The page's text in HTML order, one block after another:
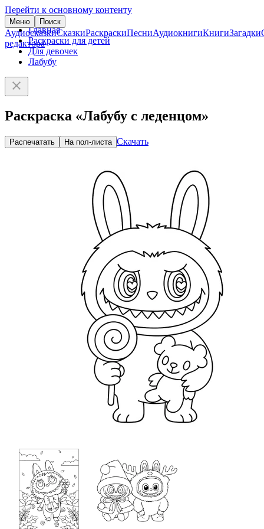
Перейти к основному контенту
Меню Поиск
АудиосказкиСказкиРаскраскиПесниАудиокнигиКнигиЗагадки
редактора
Главная
Раскраски для детей
Для девочек
Лабубу
Раскраска «Лабубу с леденцом»
Распечатать На пол-листа Скачать